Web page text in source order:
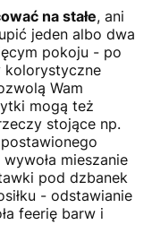
na stałe, ani
jeden albo dwa
pokoju - po
kolorystyczne
Wam
mogą też
stojące np.
mieszanie
pod dzbanek
- odstawianie
feerię barw i